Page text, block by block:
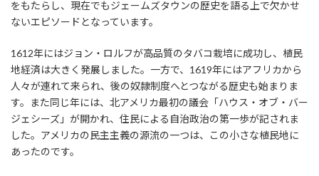
をもたらし、現在でもジェームズタウンの歴史を語る上で欠かせ
ないエピソードとなっています。
1612年にはジョン・ロルフが高品質のタバコ栽培に成功し、植民
地経済は大きく発展しました。一方で、1619年にはアフリカから
人々が連れて来られ、後の奴隷制度へとつながる歴史も始まりま
す。また同じ年には、北アメリカ最初の議会「ハウス・オブ・バー
ジェシーズ」が開かれ、住民による自治政治の第一歩が記されま
した。アメリカの民主主義の源流の一つは、この小さな植民地に
あったのです。